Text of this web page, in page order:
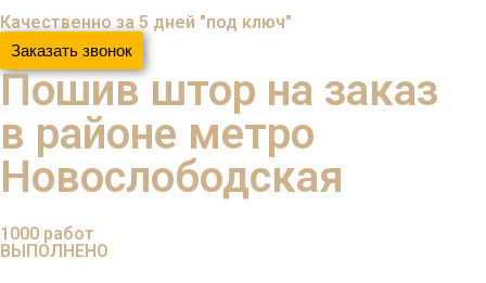
Качественно за 5 дней "под ключ"
Заказать звонок
Пошив штор на заказ
в районе метро
Новослободская
1000 работ
ВЫПОЛНЕНО